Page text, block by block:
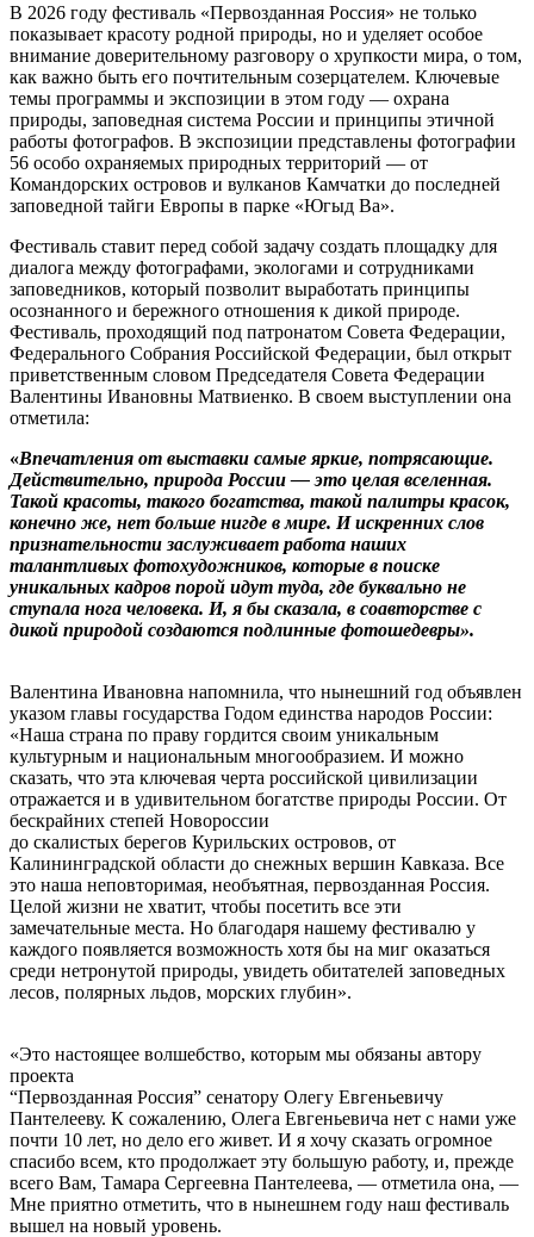
В 2026 году фестиваль «Первозданная Россия» не только
показывает красоту родной природы, но и уделяет особое
внимание доверительному разговору о хрупкости мира, о том,
как важно быть его почтительным созерцателем. Ключевые
темы программы и экспозиции в этом году — охрана
природы, заповедная система России и принципы этичной
работы фотографов. В экспозиции представлены фотографии
56 особо охраняемых природных территорий — от
Командорских островов и вулканов Камчатки до последней
заповедной тайги Европы в парке «Югыд Ва».
Фестиваль ставит перед собой задачу создать площадку для
диалога между фотографами, экологами и сотрудниками
заповедников, который позволит выработать принципы
осознанного и бережного отношения к дикой природе.
Фестиваль, проходящий под патронатом Совета Федерации,
Федерального Собрания Российской Федерации, был открыт
приветственным словом Председателя Совета Федерации
Валентины Ивановны Матвиенко. В своем выступлении она
отметила:
«Впечатления от выставки самые яркие, потрясающие.
Действительно, природа России — это целая вселенная.
Такой красоты, такого богатства, такой палитры красок,
конечно же, нет больше нигде в мире. И искренних слов
признательности заслуживает работа наших
талантливых фотохудожников, которые в поиске
уникальных кадров порой идут туда, где буквально не
ступала нога человека. И, я бы сказала, в соавторстве с
дикой природой создаются подлинные фотошедевры».
Валентина Ивановна напомнила, что нынешний год объявлен
указом главы государства Годом единства народов России:
«Наша страна по праву гордится своим уникальным
культурным и национальным многообразием. И можно
сказать, что эта ключевая черта российской цивилизации
отражается и в удивительном богатстве природы России. От
бескрайних степей Новороссии
до скалистых берегов Курильских островов, от
Калининградской области до снежных вершин Кавказа. Все
это наша неповторимая, необъятная, первозданная Россия.
Целой жизни не хватит, чтобы посетить все эти
замечательные места. Но благодаря нашему фестивалю у
каждого появляется возможность хотя бы на миг оказаться
среди нетронутой природы, увидеть обитателей заповедных
лесов, полярных льдов, морских глубин».
«Это настоящее волшебство, которым мы обязаны автору
проекта
“Первозданная Россия” сенатору Олегу Евгеньевичу
Пантелееву. К сожалению, Олега Евгеньевича нет с нами уже
почти 10 лет, но дело его живет. И я хочу сказать огромное
спасибо всем, кто продолжает эту большую работу, и, прежде
всего Вам, Тамара Сергеевна Пантелеева, — отметила она, —
Мне приятно отметить, что в нынешнем году наш фестиваль
вышел на новый уровень.